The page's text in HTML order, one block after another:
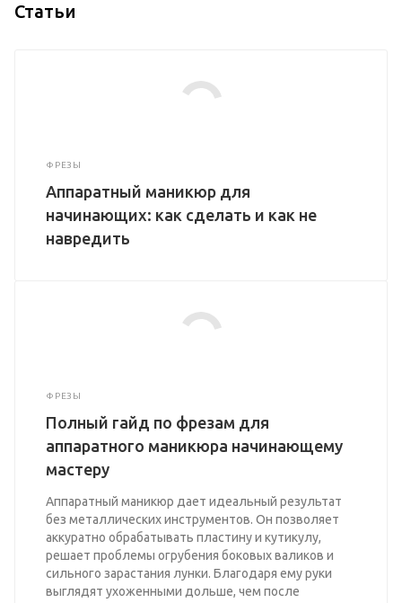
Статьи
ФРЕЗЫ
Аппаратный маникюр для
начинающих: как сделать и как не
навредить
ФРЕЗЫ
Полный гайд по фрезам для
аппаратного маникюра начинающему
мастеру
Аппаратный маникюр дает идеальный результат
без металлических инструментов. Он позволяет
аккуратно обрабатывать пластину и кутикулу,
решает проблемы огрубения боковых валиков и
сильного зарастания лунки. Благодаря ему руки
выглядят ухоженными дольше, чем после